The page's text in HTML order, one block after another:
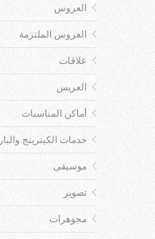
العروس
العروس الملتزمة
علاقات
العريس
أماكن المناسبات
خدمات الكيترينج والبار
موسيقى
تصوير
مجوهرات